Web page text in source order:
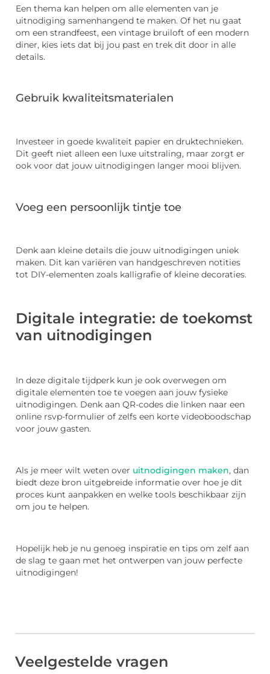
Een thema kan helpen om alle elementen van je
uitnodiging samenhangend te maken. Of het nu gaat
om een strandfeest, een vintage bruiloft of een modern
diner, kies iets dat bij jou past en trek dit door in alle
details.
Gebruik kwaliteitsmaterialen
Investeer in goede kwaliteit papier en druktechnieken.
Dit geeft niet alleen een luxe uitstraling, maar zorgt er
ook voor dat jouw uitnodigingen langer mooi blijven.
Voeg een persoonlijk tintje toe
Denk aan kleine details die jouw uitnodigingen uniek
maken. Dit kan variëren van handgeschreven notities
tot DIY-elementen zoals kalligrafie of kleine decoraties.
Digitale integratie: de toekomst
van uitnodigingen
In deze digitale tijdperk kun je ook overwegen om
digitale elementen toe te voegen aan jouw fysieke
uitnodigingen. Denk aan QR-codes die linken naar een
online rsvp-formulier of zelfs een korte videoboodschap
voor jouw gasten.
Als je meer wilt weten over uitnodigingen maken, dan
biedt deze bron uitgebreide informatie over hoe je dit
proces kunt aanpakken en welke tools beschikbaar zijn
om jou te helpen.
Hopelijk heb je nu genoeg inspiratie en tips om zelf aan
de slag te gaan met het ontwerpen van jouw perfecte
uitnodigingen!
Veelgestelde vragen